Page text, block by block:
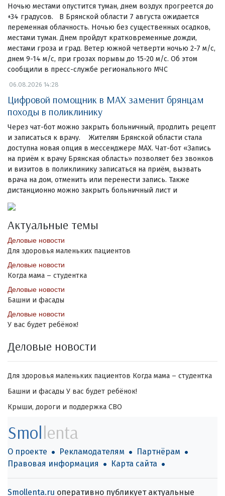
Ночью местами опустится туман, днем воздух прогреется до
+34 градусов. В Брянской области 7 августа ожидается
переменная облачность. Ночью без существенных осадков,
местами туман. Днем пройдут кратковременные дожди,
местами гроза и град. Ветер южной четверти ночью 2-7 м/с,
днем 9-14 м/с, при грозах порывы до 15-20 м/с. Об этом
сообщили в пресс-службе регионального МЧС
06.08.2026 14:28
Цифровой помощник в MAX заменит брянцам
походы в поликлинику
Через чат-бот можно закрыть больничный, продлить рецепт
и записаться к врачу. Жителям Брянской области стала
доступна новая опция в мессенджере MAX. Чат-бот «Запись
на приём к врачу Брянская область» позволяет без звонков
и визитов в поликлинику записаться на приём, вызвать
врача на дом, отменить или перенести запись. Также
дистанционно можно закрыть больничный лист и
Актуальные темы
Деловые новости
Для здоровья маленьких пациентов
Деловые новости
Когда мама – студентка
Деловые новости
Башни и фасады
Деловые новости
У вас будет ребёнок!
Деловые новости
Для здоровья маленьких пациентов Когда мама – студентка
Башни и фасады У вас будет ребёнок!
Крыши, дороги и поддержка СВО
Smollenta
О проекте Рекламодателям
Партнёрам
Правовая информация
Карта сайта
Smollenta.ru оперативно публикует актуальные